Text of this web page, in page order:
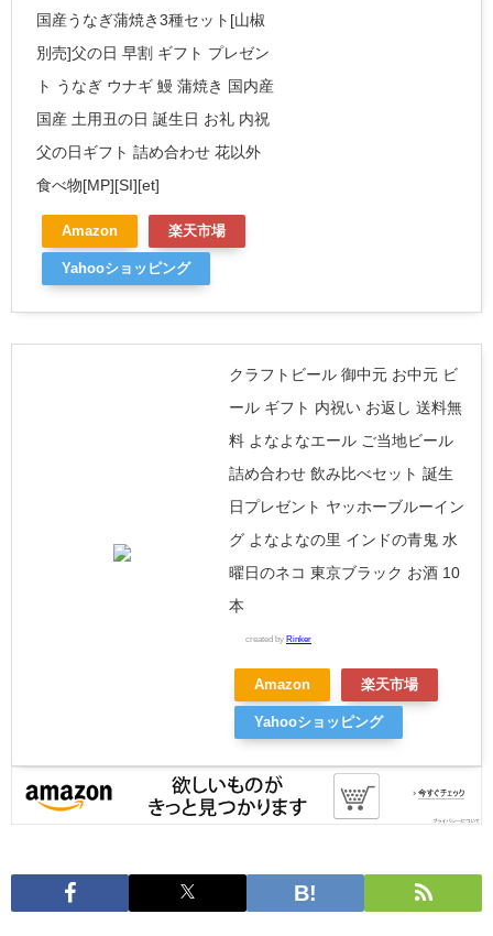
国産うなぎ蒲焼き3種セット[山椒
別売]父の日 早割 ギフト プレゼン
ト うなぎ ウナギ 鰻 蒲焼き 国内産
国産 土用丑の日 誕生日 お礼 内祝
父の日ギフト 詰め合わせ 花以外
食べ物[MP][SI][et]
Amazon 楽天市場
Yahooショッピング
クラフトビール 御中元 お中元 ビ
ール ギフト 内祝い お返し 送料無
料 よなよなエール ご当地ビール
詰め合わせ 飲み比べセット 誕生
日プレゼント ヤッホーブルーイン
グ よなよなの里 インドの青鬼 水
曜日のネコ 東京ブラック お酒 10
本
created by Rinker
Amazon 楽天市場
Yahooショッピング